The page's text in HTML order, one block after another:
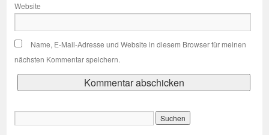
Website
Name, E-Mail-Adresse und Website in diesem Browser für meinen
nächsten Kommentar speichern.